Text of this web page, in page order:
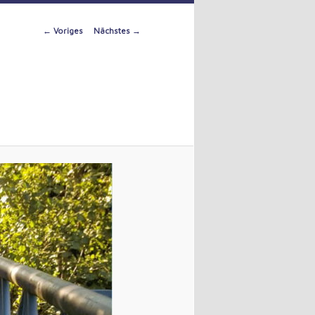
Image
← Voriges Nächstes →